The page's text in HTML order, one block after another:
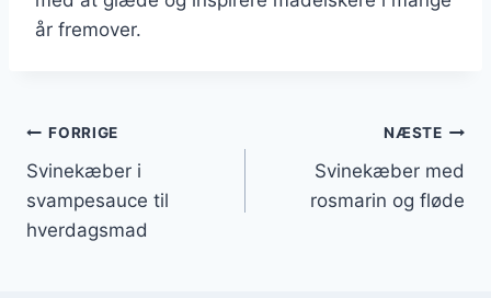
år fremover.
Indlægsnavigation
FORRIGE
Svinekæber i
svampesauce til
hverdagsmad
NÆSTE
Svinekæber med
rosmarin og fløde